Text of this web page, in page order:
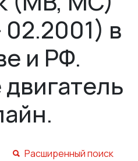
02.2001) в
и РФ.
Расширенный поиск